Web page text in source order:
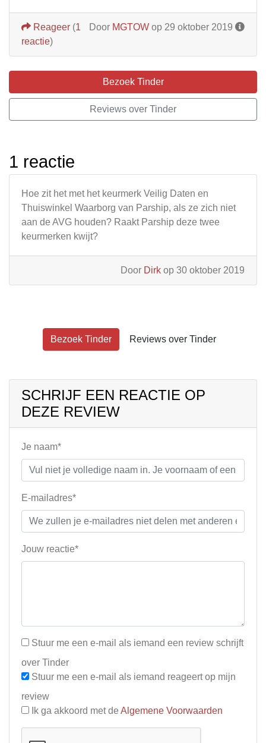
Door MGTOW op 29 oktober 2019
Reageer (1
reactie)
Bezoek Tinder
Reviews over Tinder
1 reactie
Hoe zit het met het keurmerk Veilig Daten en
Thuiswinkel Waarborg van Parship, als ze zich niet
aan de AVG houden? Raakt Parship deze twee
keurmerken kwijt?
Door Dirk op 30 oktober 2019
Bezoek Tinder Reviews over Tinder
SCHRIJF EEN REACTIE OP
DEZE REVIEW
Je naam*
E-mailadres*
Jouw reactie*
Stuur me een e-mail als iemand een review schrijft
over Tinder
Stuur me een e-mail als iemand reageert op mijn
review
Ik ga akkoord met de Algemene Voorwaarden